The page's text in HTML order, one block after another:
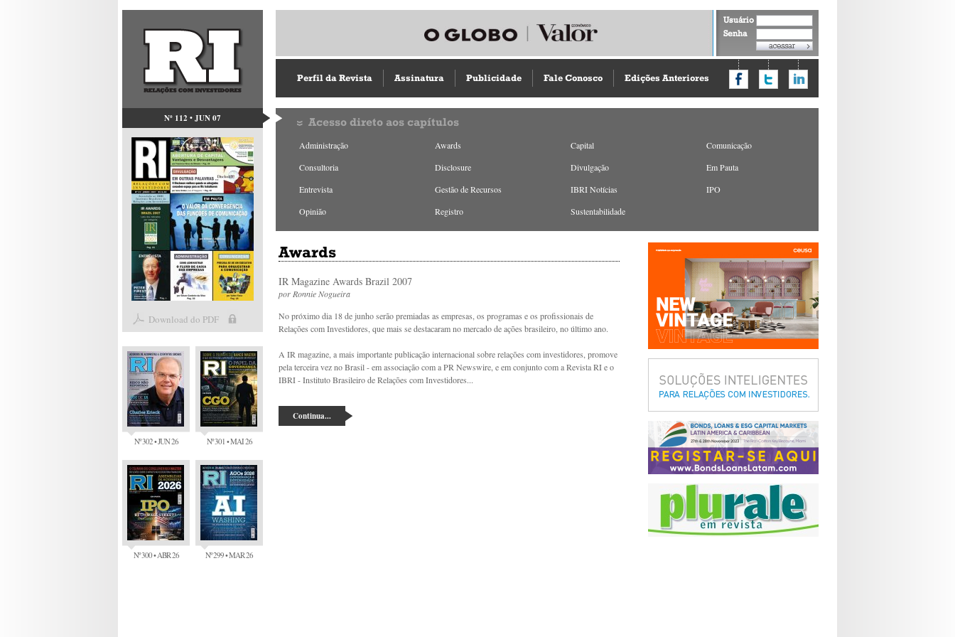
Nº 112 • JUN 07
Download do PDF
Nº 302 • JUN 26 Nº 301 • MAI 26
Nº 300 • ABR 26 Nº 299 • MAR 26
Usuário
Senha
Perfil da Revista Assinatura Publicidade Fale Conosco Edições Anteriores
Acesso direto aos capítulos
Administração Awards Capital
Comunicação
Consultoria
Disclosure Divulgação
Em Pauta
Entrevista
Gestão de Recursos IBRI Notícias
IPO
Opinião
Registro Sustentabilidade
Awards
IR Magazine Awards Brazil 2007
porRonnie Nogueira
No próximo dia 18 de junho serão premiadas as empresas, os programas e os profissionais de
Relações com Investidores, que mais se destacaram no mercado de ações brasileiro, noúltimo ano.
A IR magazine, a mais importante publicação internacional sobre relações com investidores, promove
pela terceira vez no Brasil - em associação com a PR Newswire, e em conjunto com a Revista RI e o
IBRI - Instituto Brasileiro de Relações com Investidores...
Continua...